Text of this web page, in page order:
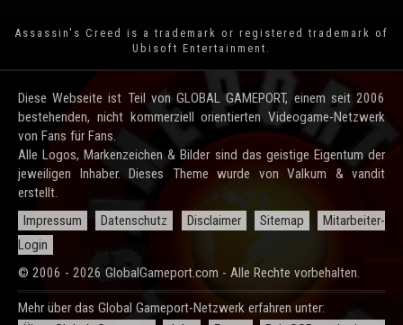
Assassin's Creed is a trademark or registered trademark of
Ubisoft Entertainment .
Diese Webseite ist Teil von GLOBAL GAMEPORT, einem seit 2006
bestehenden, nicht kommerziell orientierten Videogame-Netzwerk
von Fans für Fans.
Alle Logos, Markenzeichen & Bilder sind das geistige Eigentum der
jeweiligen Inhaber. Dieses Theme wurde von Valkum & vandit
erstellt.
Impressum
Datenschutz Disclaimer Sitemap
Mitarbeiter-
Login
© 2006 - 2026 GlobalGameport.com - Alle Rechte vorbehalten.
Mehr über das Global Gameport-Netzwerk erfahren unter: